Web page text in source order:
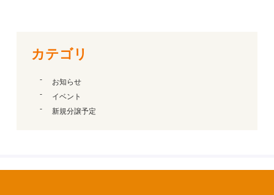
カテゴリ
お知らせ
イベント
新規分譲予定